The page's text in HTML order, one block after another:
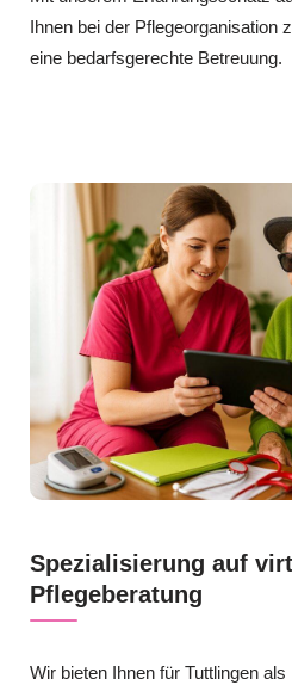
Ihnen bei der Pflegeorganisation
eine bedarfsgerechte Betreuung.
Spezialisierung auf
Pflegeberatung
Wir bieten Ihnen für Tuttlingen